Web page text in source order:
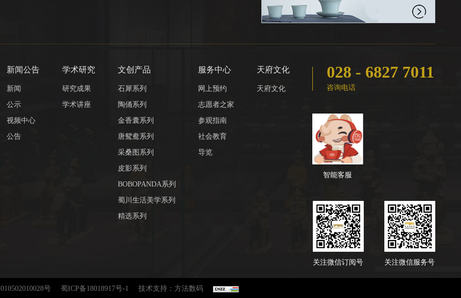
新闻公告
新闻
公示
视频中心
公告
学术研究
研究成果
学术讲座
文创产品
石犀系列
陶俑系列
金香囊系列
唐鸳鸯系列
采桑图系列
皮影系列
BOBOPANDA系列
蜀川生活美学系列
精选系列
服务中心
网上预约
志愿者之家
参观指南
社会教育
导览
天府文化
天府文化
028 - 6827 7011
咨询电话
智能客服
关注微信服务号
关注微信订阅号
号 蜀ICP备18018917号-1 技术支持：方法数码